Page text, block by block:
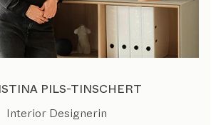
PILS-TINSCHERT
Interior Designerin